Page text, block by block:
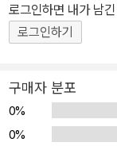
람을 만났어요』는 아
만나서 이야기를 나
를 펼칩니다. 중요한 것은 팽이가 보이지 않는 바람의 존재를 믿고 소
통한다는 사실입니
직였다면 우리는 아
로그인하면 내가 남
로그인하기
구매자 분포
0%
0%